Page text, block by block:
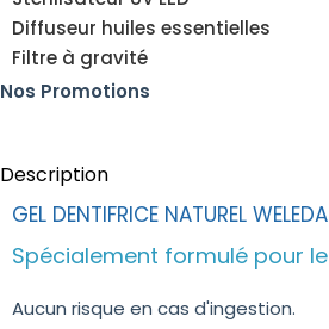
Diffuseur huiles essentielles
Filtre à gravité
Nos Promotions
Description
GEL DENTIFRICE NATUREL
Spécialement formulé pour
Aucun risque en cas d'ingestion.